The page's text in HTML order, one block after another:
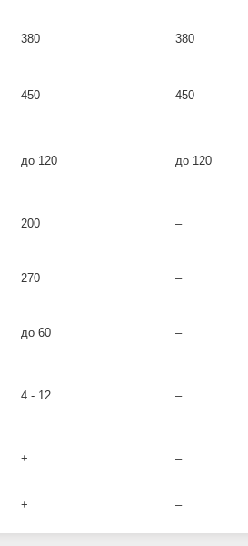
380 380
450 450
до 120 до 120
200 –
270 –
до 60 –
4 - 12 –
+ –
+ –